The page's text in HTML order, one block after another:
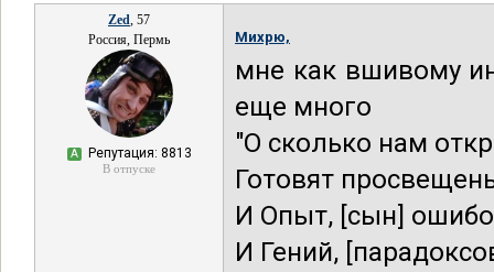
Zed, 57
Россия, Пермь
А Репутация: 8813
В отпуске
Михрю,
мне как вшивому
еще много
"О сколько нам
Готовят
И Опыт, [сын]
И Гений,